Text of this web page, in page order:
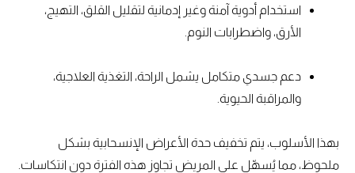
استخدام أدوية آمنة وغير إدمانية لتقليل القلق، التهيج،
الأرق، واضطرابات النوم.
دعم جسدي متكامل يشمل الراحة، التغذية العلاجية،
والمراقبة الحيوية.
بهذا الأسلوب، يتم تخفيف حدة الأعراض الإنسحابية بشكل
ملحوظ، مما يُسهّل على المريض تجاوز هذه الفترة دون انتكاسات.